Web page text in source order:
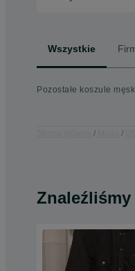
Wszystkie
Pozostałe koszule
Znaleźliśmy